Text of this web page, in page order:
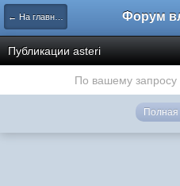
← На главную
Публикации asteri
По вашему запросу
Полная